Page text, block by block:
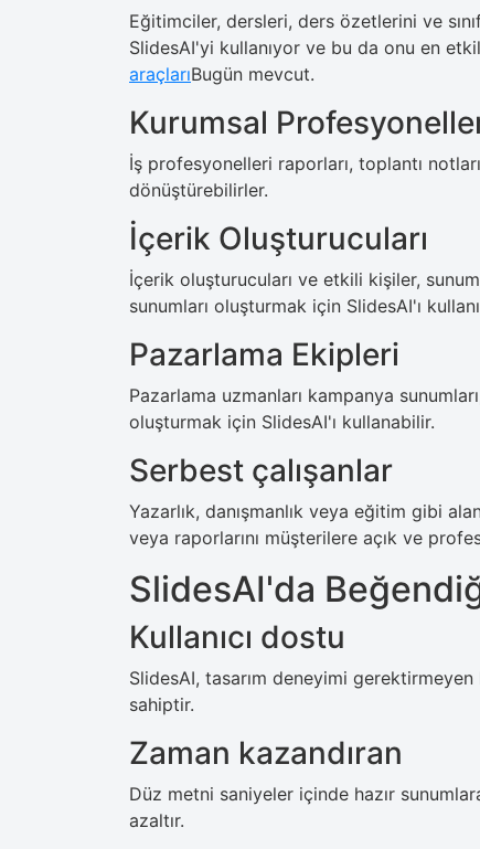
Eğitimciler, dersleri, ders özetlerini ve
SlidesAI'yi kullanıyor ve bu da onu en
araçlarıBugün mevcut.
Kurumsal
İş profesyonelleri raporları, toplantı
dönüştürebilirler.
İçerik Oluşturucuları
İçerik oluşturucuları ve etkili kişiler,
sunumları oluşturmak için SlidesAI'ı
Pazarlama Ekipleri
Pazarlama uzmanları kampanya
oluşturmak için SlidesAI'ı kullanabilir.
Serbest çalışanlar
Yazarlık, danışmanlık veya eğitim gibi
veya raporlarını müşterilere açık ve
SlidesAI'da
Kullanıcı dostu
SlidesAI, tasarım deneyimi
sahiptir.
Zaman kazandıran
Düz metni saniyeler içinde hazır
azaltır.